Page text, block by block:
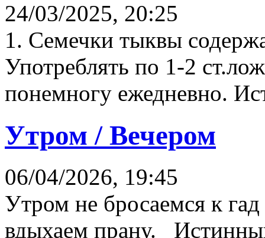
24/03/2025, 20:25
1. Семечки тыквы
Употреблять по 1-2
понемногу ежедневно.
Утром / Вечером
06/04/2026, 19:45
Утром не бросаемся к
вдыхаем прану.